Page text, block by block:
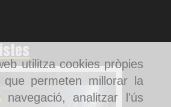
utilitza cookies pròpies
permeten millorar la
navegació, analitzar l'ús